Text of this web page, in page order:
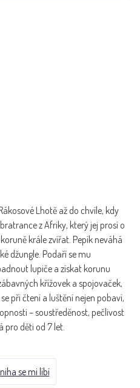
Lhotě až do chvíle, kdy
z Afriky, který jej prosí o
krále zvířat. Pepík neváhá
džungle. Podaří se mu
lupiče a získat korunu
křížovek a spojovaček,
při čtení a luštění nejen pobaví,
– soustředěnost, pečlivost
pro děti od 7 let.
se mi líbí